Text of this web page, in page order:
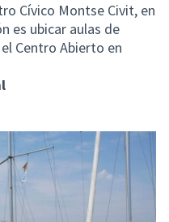
Cívico Montse Civit, en
es ubicar aulas de
Centro Abierto en